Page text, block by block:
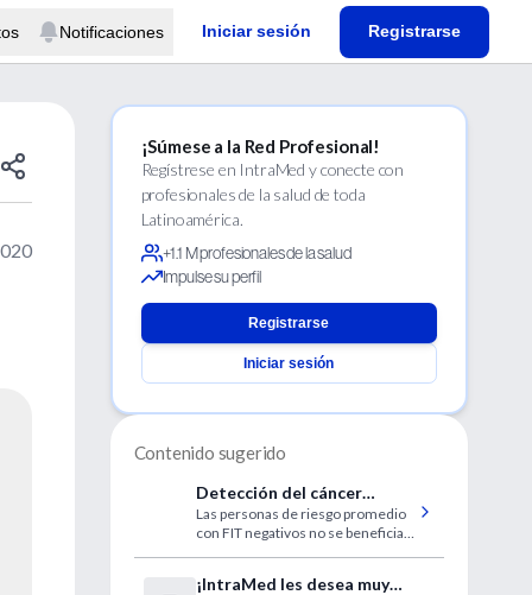
Notificaciones Iniciar sesión Registrarse
¡Súmese a la Red Profesional!
Regístrese en IntraMed y conecte con
profesionales de la salud de toda
Latinoamérica.
+1.1 M profesionales de la salud
Impulse su perfil
Registrarse
Iniciar sesión
Contenido sugerido
Detección del cáncer
colorrectal
Las personas de riesgo promedio
con FIT negativos no se benefician
¡IntraMed les desea muy